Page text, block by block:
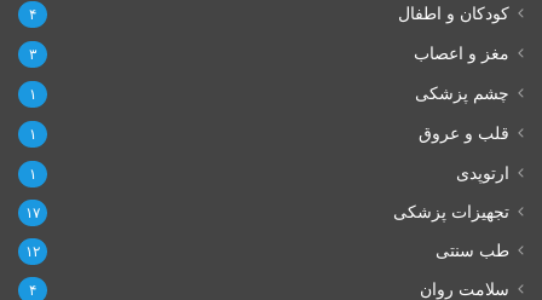
کودکان و اطفال ۴
مغز و اعصاب ۳
چشم پزشکی ۱
قلب و عروق ۱
ارتوپدی ۱
تجهیزات پزشکی ۱۷
طب سنتی ۱۲
سلامت روان ۴